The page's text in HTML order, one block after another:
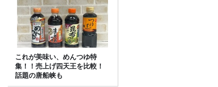
これが美味い、めんつゆ特
集！！売上げ四天王を比較！
話題の唐船峡も